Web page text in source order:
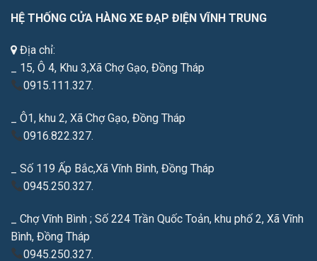
HỆ THỐNG CỬA HÀNG XE ĐẠP ĐIỆN VĨNH TRUNG
Địa chỉ:
_ 15, Ô 4, Khu 3,Xã Chợ Gạo, Đồng Tháp
0915.111.327.
_ Ô1, khu 2, Xã Chợ Gạo, Đồng Tháp
0916.822.327.
_ Số 119 Ấp Bắc,Xã Vĩnh Bình, Đồng Tháp
0945.250.327.
_ Chợ Vĩnh Bình ; Số 224 Trần Quốc Toản, khu phố 2, Xã Vĩnh
Bình, Đồng Tháp
0945.250.327.